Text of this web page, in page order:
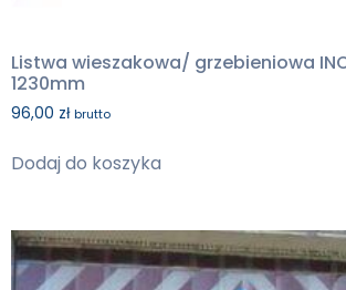
Listwa wieszakowa/ grzebieniowa
1230mm
96,00 zł brutto
Dodaj do koszyka